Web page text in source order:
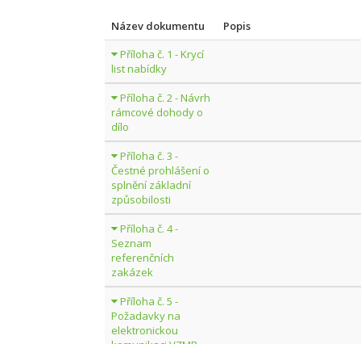
Název dokumentu
Popis
Příloha č. 1 - Krycí
list nabídky
Příloha č. 2 - Návrh
rámcové dohody o
dílo
Příloha č. 3 -
Čestné prohlášení o
splnění základní
způsobilosti
Příloha č. 4 -
Seznam
referenčních
zakázek
Příloha č. 5 -
Požadavky na
elektronickou